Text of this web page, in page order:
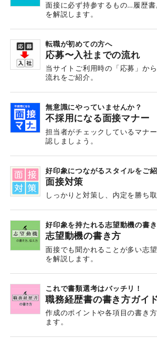
面接に必ず持参するもの…履歴
を解説します。
転職が初めての方へ
応募〜入社までの流れ
当サイトご利用時の「応募」か
流れをご紹介。
無意識にやっていませんか？
不採用になる面接マナー
担当者がチェックしているマナ
認しましょう。
好印象につながるスタイルをご
面接対策
しっかりと対策し、内定を勝ち取
好印象を持たれる志望動機の書
志望動機の書き方
面接でも聞かれることが多い志
を解説します。
これで書類選考はバッチリ！
職務経歴書の書き方ガイ
作成のポイントや各項目の書き
ます。